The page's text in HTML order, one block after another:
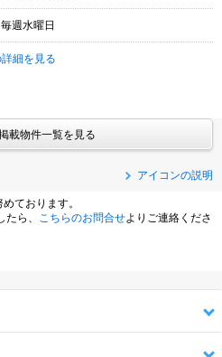
週水曜日
詳細を見る
載物件一覧を見る
アイコンの説明
ております。
ら、
こちらのお問合せよりご連絡くださ